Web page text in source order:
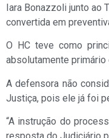
Iara Bonazzoli junto ao
convertida em
O HC teve como
absolutamente primário
A defensora não
Justiça, pois ele já foi
“A instrução do